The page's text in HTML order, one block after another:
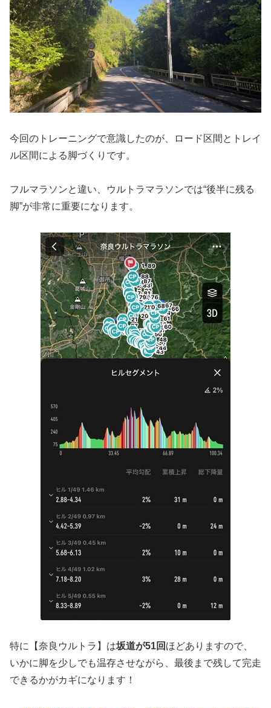
今回のトレーニングで意識したのが、ロード区間とトレイ
ル区間による脚づくりです。
フルマラソンと違い、ウルトラマラソンでは“後半に残る
脚”が非常に重要になります。
特に【奈良ウルトラ】は坂道が51回 ほどありますので、
いかに脚を少しでも温存させながら、最後まで残して完走
できるかがカギになります！